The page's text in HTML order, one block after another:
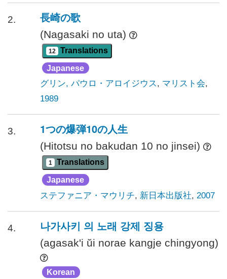
2. 長崎の歌
(Nagasaki no uta)
12 Translations
Japanese
グリン, パウロ・アロイジウス, マリスト会,
1989
3. 1つの爆弾10の人生
(Hitotsu no bakudan 10 no jinsei)
1 Translations
Japanese
ステファニア・マウリチ, 新日本出版社, 2007
4. 나가사키 의 노래 강제 징용
(agasak'i ŭi norae kangje chingyong)
Korean